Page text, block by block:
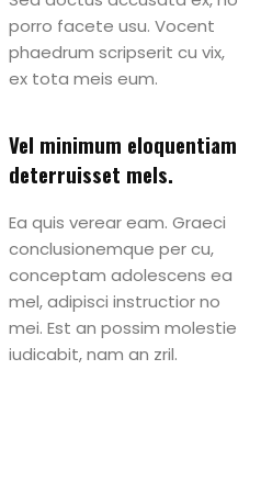
porro facete usu. Vocent
phaedrum scripserit cu vix,
ex tota meis eum.
Vel minimum eloquentiam
deterruisset mels.
Ea quis verear eam. Graeci
conclusionemque per cu,
conceptam adolescens ea
mel, adipisci instructior no
mei. Est an possim molestie
iudicabit, nam an zril.